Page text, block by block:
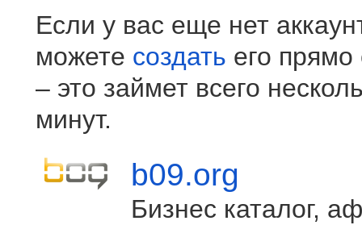
Если у вас еще нет
можете создать его прямо
– это займет всего
минут.
b09.org
Бизнес каталог,